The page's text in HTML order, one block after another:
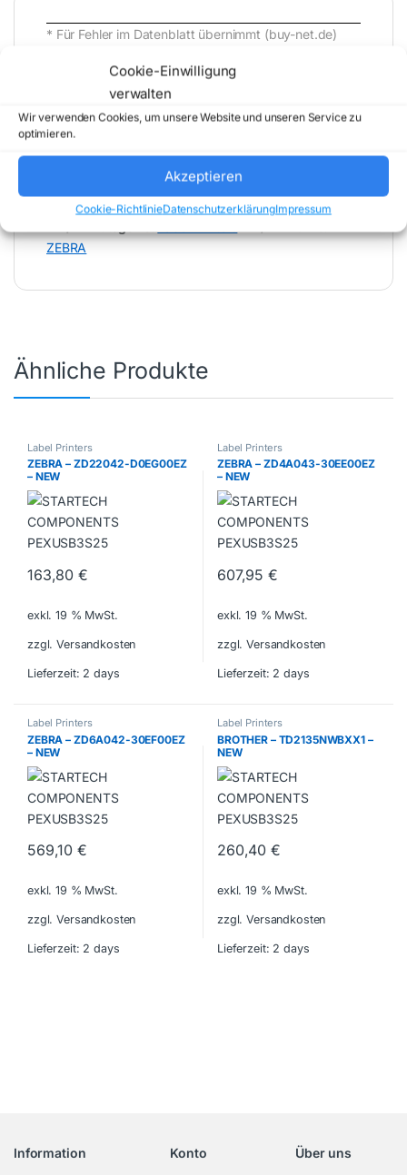
Cookie-Einwilligung
verwalten
Wir verwenden Cookies, um unsere Website und unseren Service zu
optimieren.
Akzeptieren
Cookie-RichtlinieDatenschutzerklärungImpressum
* Für Fehler im Datenblatt übernimmt (buy-net.de)
202606212000 )
Artikelnummer:ZD23042-32EG00EZ
ZEBRA
Ähnliche Produkte
Label Printers
ZEBRA – ZD22042-D0EG00EZ
– NEW
163,80€
exkl. 19 % MwSt.
zzgl. Versandkosten
Lieferzeit: 2 days
Label Printers
ZEBRA – ZD4A043-30EE00EZ
– NEW
607,95€
exkl. 19 % MwSt.
zzgl. Versandkosten
Lieferzeit: 2 days
Label Printers
ZEBRA – ZD6A042-30EF00EZ
– NEW
569,10€
exkl. 19 % MwSt.
zzgl. Versandkosten
Lieferzeit: 2 days
Label Printers
BROTHER – TD2135NWBXX1 –
NEW
260,40€
exkl. 19 % MwSt.
zzgl. Versandkosten
Lieferzeit: 2 days
Information Konto Über uns